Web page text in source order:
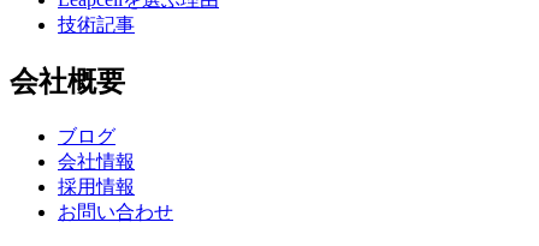
技術記事
会社概要
ブログ
会社情報
採用情報
お問い合わせ